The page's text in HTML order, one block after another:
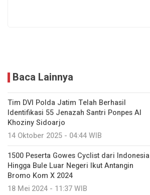
Baca Lainnya
Tim DVI Polda Jatim Telah Berhasil
Identifikasi 55 Jenazah Santri Ponpes Al
Khoziny Sidoarjo
14 Oktober 2025 - 04:44 WIB
1500 Peserta Gowes Cyclist dari Indonesia
Hingga Bule Luar Negeri Ikut Antangin
Bromo Kom X 2024
18 Mei 2024 - 11:37 WIB